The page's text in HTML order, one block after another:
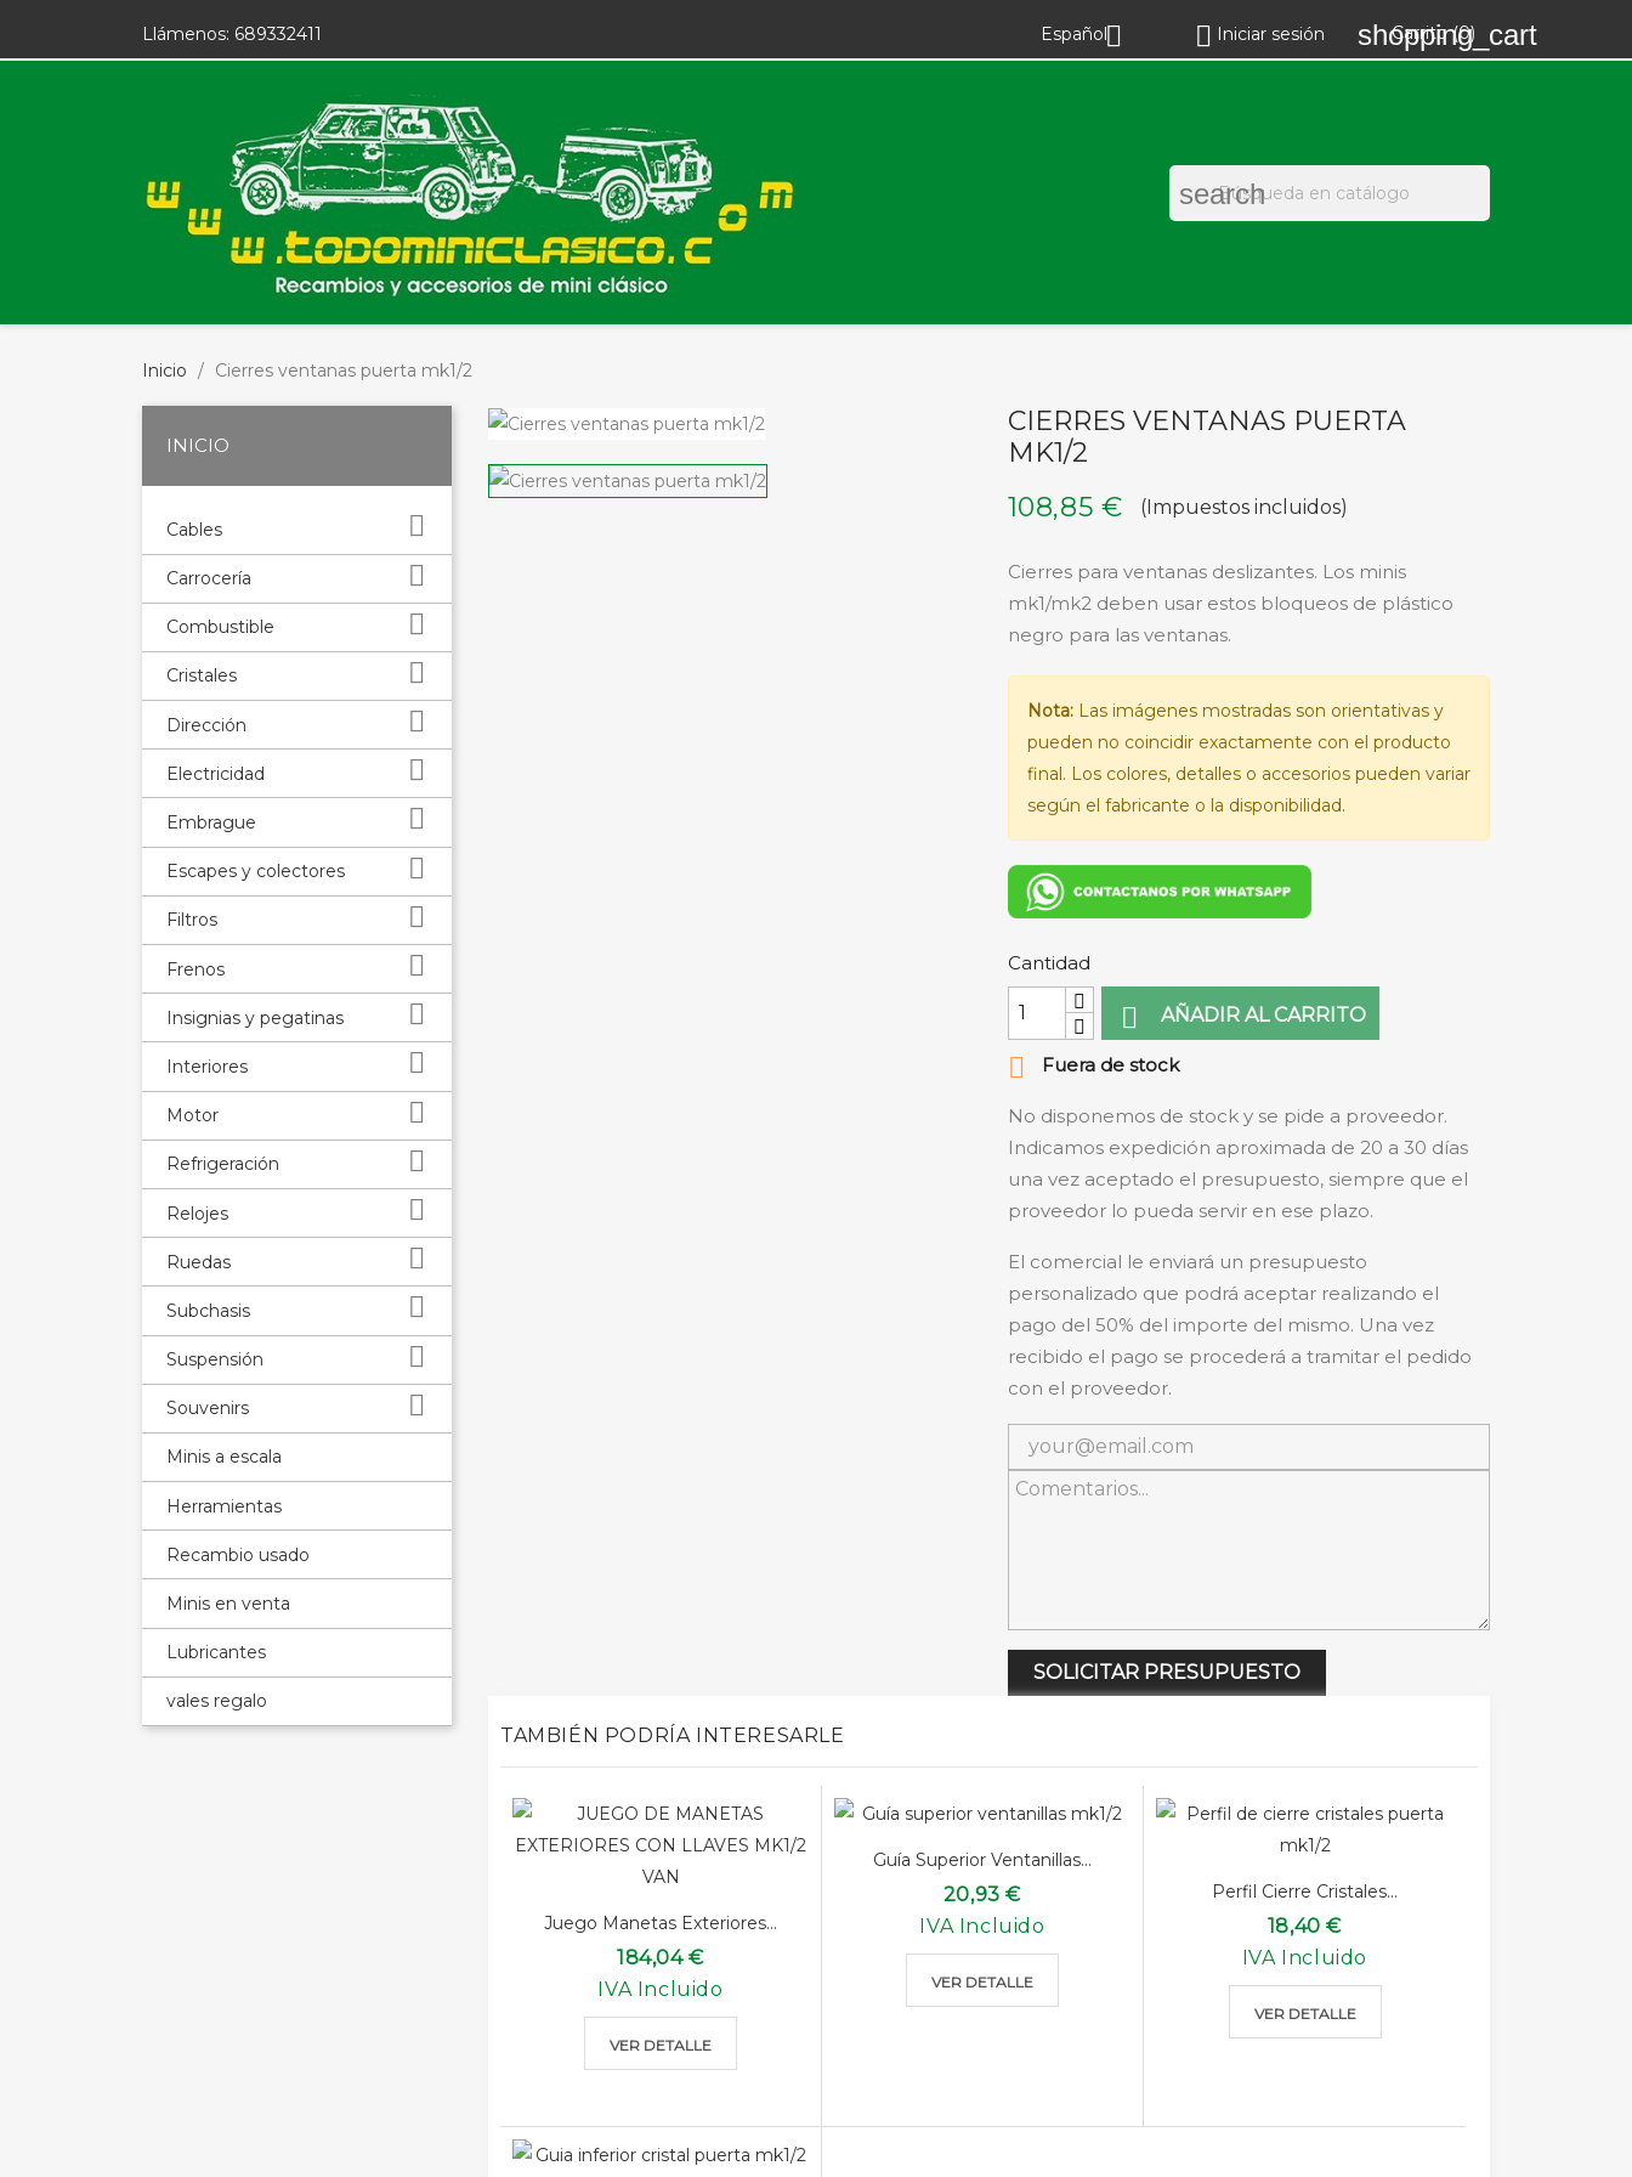
Llámenos: 689332411 Español  Iniciar sesión shopping_cart
Carrito (0)
search
Inicio Cierres ventanas puerta mk1/2
INICIO
Cables 
Carrocería 
Combustible 
Cristales 
Dirección 
Electricidad 
Embrague 
Escapes y colectores 
Filtros 
Frenos 
Insignias y pegatinas 
Interiores 
Motor 
Refrigeración 
Relojes 
Ruedas 
Subchasis 
Suspensión 
Souvenirs 
Minis a escala
Herramientas
Recambio usado
Minis en venta
Lubricantes
vales regalo
CIERRES VENTANAS PUERTA
MK1/2
108,85 €
(Impuestos incluidos)
Cierres para ventanas deslizantes. Los minis
mk1/mk2 deben usar estos bloqueos de plástico
negro para las ventanas.
Nota:Las imágenes mostradas son orientativas y
pueden no coincidir exactamente con el producto
final. Los colores, detalles o accesorios pueden variar
según el fabricante o la disponibilidad.
Cantidad
 AÑADIR AL CARRITO
 Fuera de stock
No disponemos de stock y se pide a proveedor.
Indicamos expedición aproximada de 20 a 30 días
una vez aceptado el presupuesto, siempre que el
proveedor lo pueda servir en ese plazo.
El comercial le enviará un presupuesto
personalizado que podrá aceptar realizando el
pago del 50% del importe del mismo. Una vez
recibido el pago se procederá a tramitar el pedido
con el proveedor.
SOLICITAR PRESUPUESTO
TAMBIÉN PODRÍA INTERESARLE
Juego Manetas Exteriores...
184,04 €
IVA Incluido
VER DETALLE
Guía Superior Ventanillas...
20,93 €
IVA Incluido
VER DETALLE
Perfil Cierre Cristales...
18,40 €
IVA Incluido
VER DETALLE